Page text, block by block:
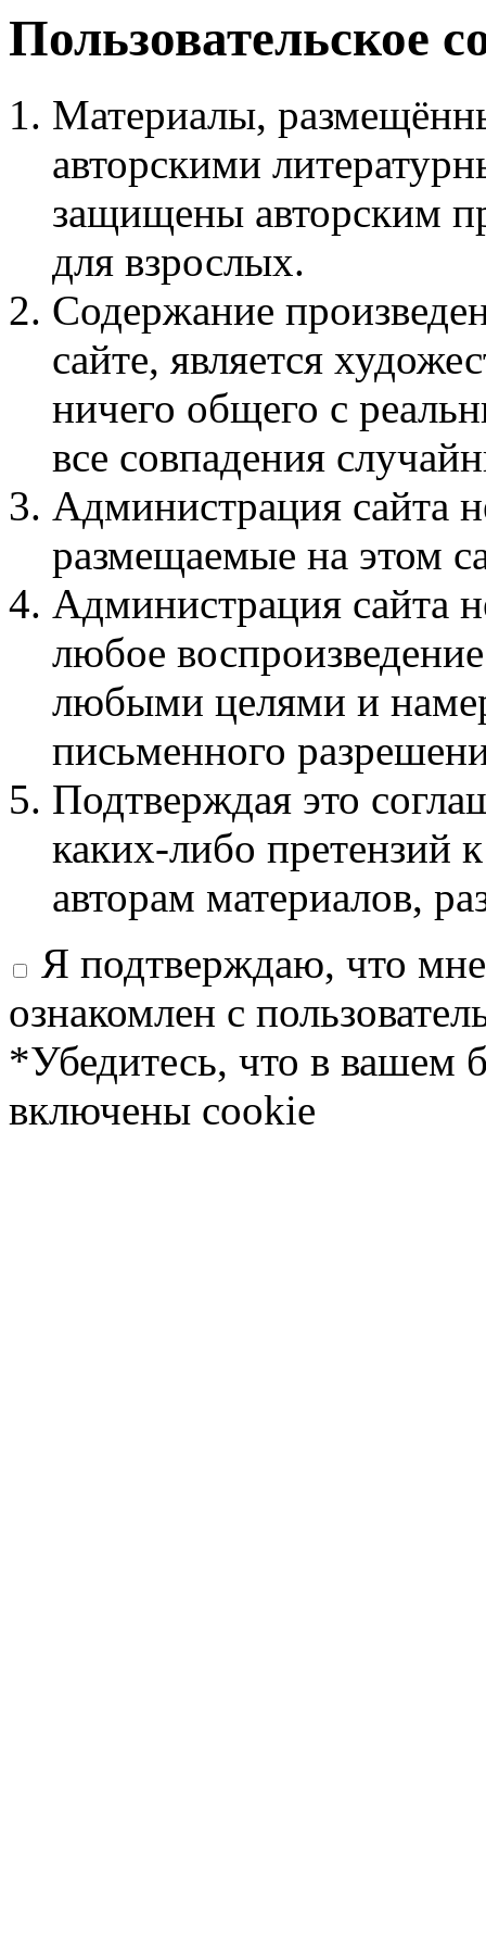
Пользовательское
Материалы,
авторскими
защищены авторским
для взрослых.
Содержание
сайте, является
ничего общего с
все совпадения
Администрация сайта
размещаемые на этом
Администрация сайта
любое
любыми целями и
письменного
Подтверждая это
каких-либо претензий
авторам материалов,
Я подтверждаю, что
ознакомлен с
*Убедитесь, что в вашем
включены cookie